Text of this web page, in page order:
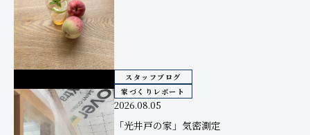
スタッフブログ
家づくりレポート
2026.08.05
「光井戸の家」気密測定